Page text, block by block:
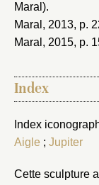
Maral).
Maral, 2013, p.
Maral, 2015, p.
Index
Index
Aigle ; Jupiter
Cette sculpture